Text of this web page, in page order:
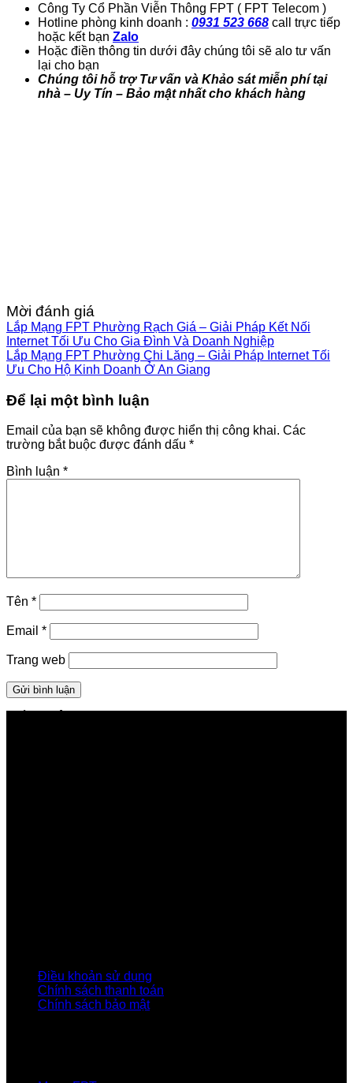
Công Ty Cổ Phần Viễn Thông FPT ( FPT Telecom )
Hotline phòng kinh doanh : 0931 523 668 call trực tiếp
hoặc kết bạn Zalo
Hoặc điền thông tin dưới đây chúng tôi sẽ alo tư vấn
lại cho bạn
Chúng tôi hỗ trợ Tư vấn và Khảo sát miễn phí tại
nhà – Uy Tín – Bảo mật nhất cho khách hàng
Mời đánh giá
Lắp Mạng FPT Phường Rạch Giá – Giải Pháp Kết Nối
Internet Tối Ưu Cho Gia Đình Và Doanh Nghiệp
Lắp Mạng FPT Phường Chi Lăng – Giải Pháp Internet Tối
Ưu Cho Hộ Kinh Doanh Ở An Giang
Để lại một bình luận
Email của bạn sẽ không được hiển thị công khai. Các
trường bắt buộc được đánh dấu *
Bình luận *
Tên *
Email *
Trang web
Điều khoản sử dụng
Chính sách thanh toán
Chính sách bảo mật